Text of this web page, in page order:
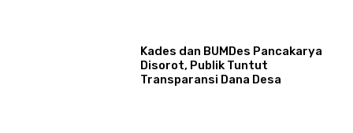
Kades dan BUMDes Pancakarya
Disorot, Publik Tuntut
Transparansi Dana Desa